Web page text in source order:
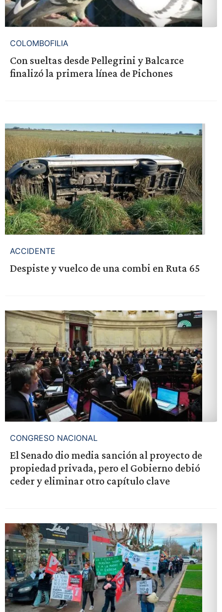
COLOMBOFILIA
Con sueltas desde Pellegrini y Balcarce
finalizó la primera línea de Pichones
ACCIDENTE
Despiste y vuelco de una combi en Ruta 65
CONGRESO NACIONAL
El Senado dio media sanción al proyecto de
propiedad privada, pero el Gobierno debió
ceder y eliminar otro capítulo clave